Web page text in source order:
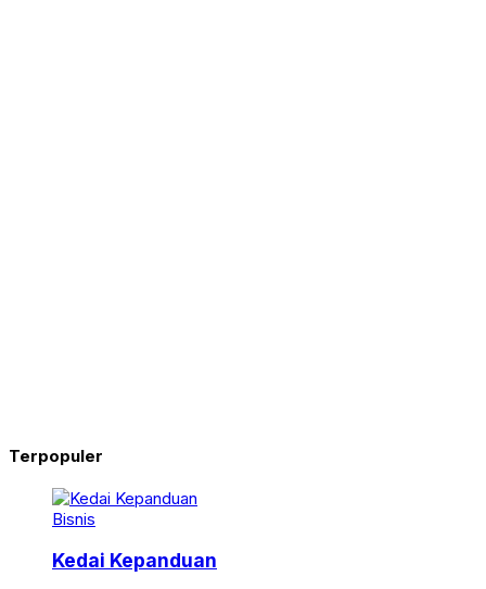
Terpopuler
Bisnis
Kedai Kepanduan